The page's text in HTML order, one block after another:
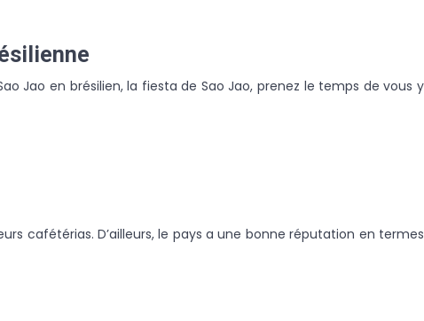
Jao en brésilien, la fiesta de Sao Jao, prenez le temps de vous y
cafétérias. D’ailleurs, le pays a une bonne réputation en termes